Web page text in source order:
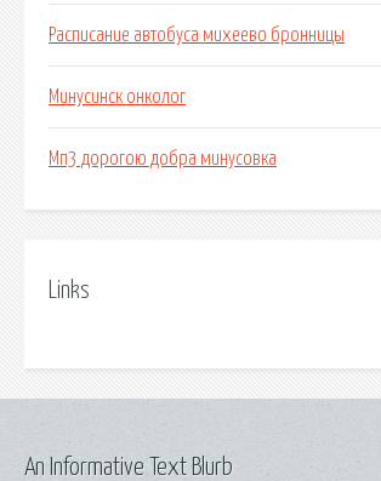
Расписание автобуса михеево бронницы
Минусинск онколог
Мп3 дорогою добра минусовка
Links
An Informative Text Blurb